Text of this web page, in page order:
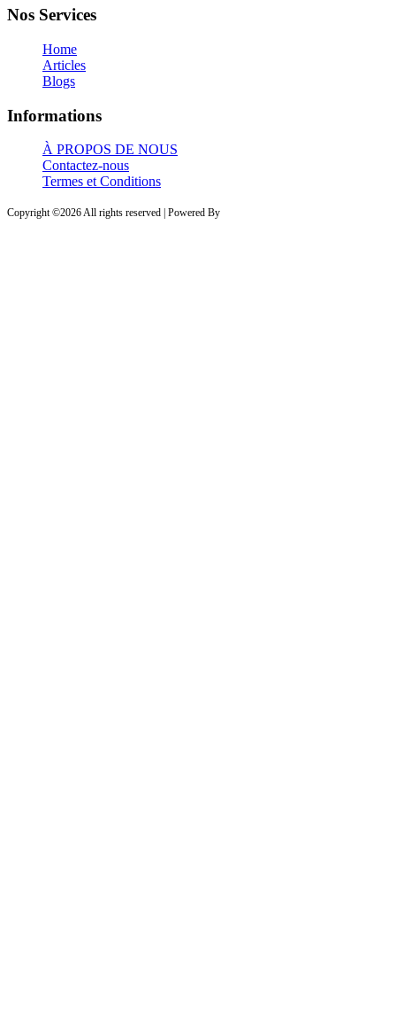
Nos Services
Home
Articles
Blogs
Informations
À PROPOS DE NOUS
Contactez-nous
Termes et Conditions
Copyright ©2026 All rights reserved | Powered By